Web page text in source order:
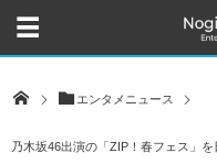
エンタメニュース
乃木坂46出演の「ZIP！春フェス」